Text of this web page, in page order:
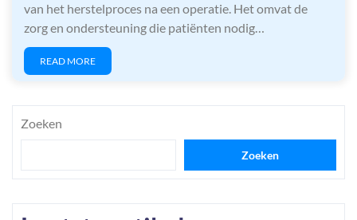
van het herstelproces na een operatie. Het omvat de
zorg en ondersteuning die patiënten nodig…
READ MORE
Zoeken
Zoeken